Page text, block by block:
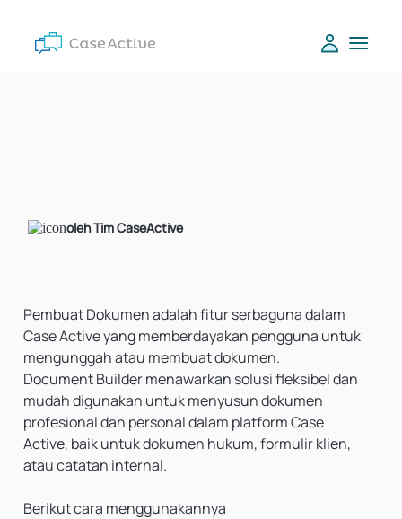
oleh Tim CaseActive
Pembuat Dokumen adalah fitur serbaguna dalam
Case Active yang memberdayakan pengguna untuk
mengunggah atau membuat dokumen.
Document Builder menawarkan solusi fleksibel dan
mudah digunakan untuk menyusun dokumen
profesional dan personal dalam platform Case
Active, baik untuk dokumen hukum, formulir klien,
atau catatan internal.
Berikut cara menggunakannya